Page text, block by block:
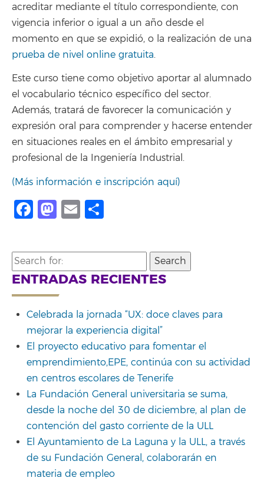
acreditar mediante el título correspondiente, con
vigencia inferior o igual a un año desde el
momento en que se expidió, o la realización de una
prueba de nivel online gratuita.
Este curso tiene como objetivo aportar al alumnado
el vocabulario técnico específico del sector.
Además, tratará de favorecer la comunicación y
expresión oral para comprender y hacerse entender
en situaciones reales en el ámbito empresarial y
profesional de la Ingeniería Industrial.
(Más información e inscripción aquí)
Facebook
Mastodon
Email
Search
for:
ENTRADAS RECIENTES
Celebrada la jornada “UX: doce claves para
mejorar la experiencia digital”
El proyecto educativo para fomentar el
emprendimiento,EPE, continúa con su actividad
en centros escolares de Tenerife
La Fundación General universitaria se suma,
desde la noche del 30 de diciembre, al plan de
contención del gasto corriente de la ULL
El Ayuntamiento de La Laguna y la ULL, a través
de su Fundación General, colaborarán en
materia de empleo